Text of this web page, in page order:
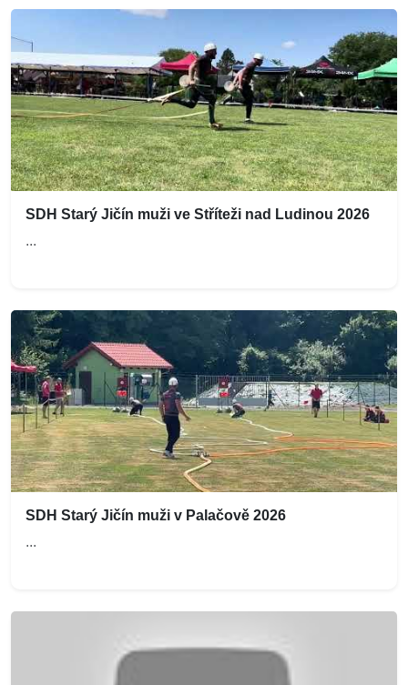
SDH Starý Jičín muži ve Stříteži nad Ludinou 2026
...
SDH Starý Jičín muži v Palačově 2026
...